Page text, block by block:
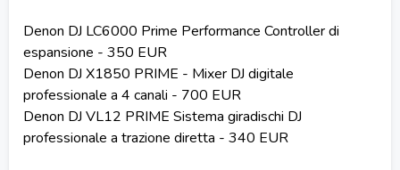
Denon DJ LC6000 Prime Performance Controller di
espansione - 350 EUR
Denon DJ X1850 PRIME - Mixer DJ digitale
professionale a 4 canali - 700 EUR
Denon DJ VL12 PRIME Sistema giradischi DJ
professionale a trazione diretta - 340 EUR